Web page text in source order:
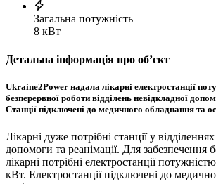
Загальна потужність
8 кВт
Детальна інформація про обʼєкт
Ukraine2Power надала лікарні електростанції
безперервної роботи відділень невідкладної
Станції підключені до медичного обладнання та
Лікарні дуже потрібні станції у
допомоги та реанімації. Для забезпечення
лікарні потрібні електростанції
кВт. Електростанції підключені до